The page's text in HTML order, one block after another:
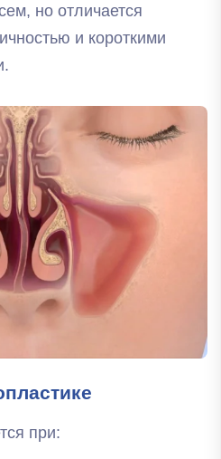
но отличается
и короткими
при: